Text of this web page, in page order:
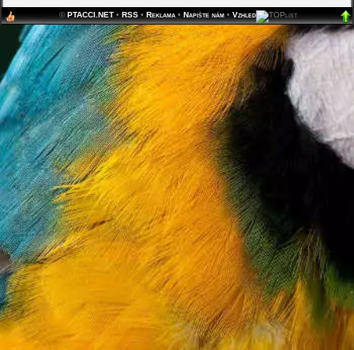
©PTACCI.NET• RSS• Reklama• Napište nám• Vzhled